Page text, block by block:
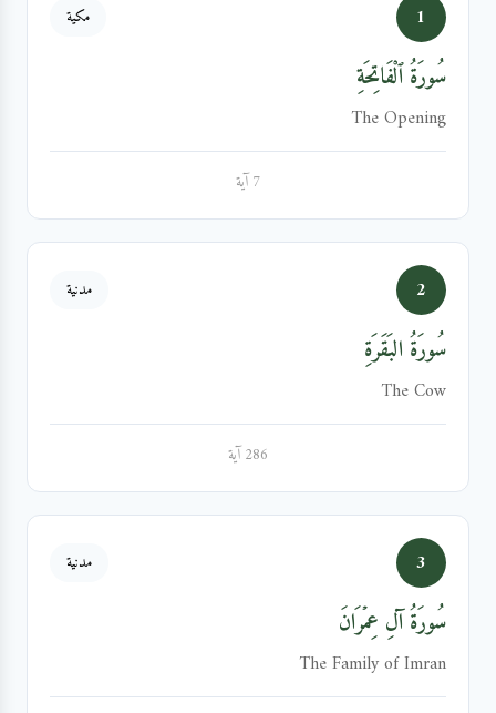
1 مكية
سُورَةُ ٱلْفَاتِحَةِ
The Opening
7 آية
2 مدنية
سُورَةُ البَقَرَةِ
The Cow
286 آية
3 مدنية
سُورَةُ آلِ عِمۡرَانَ
The Family of Imran